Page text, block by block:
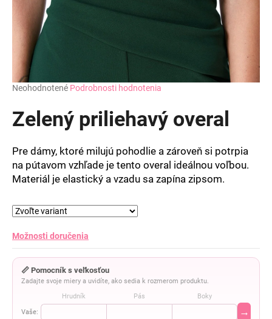
Priemerné
produktu
je
5
hviezdičiek.
Neohodnotené Podrobnosti hodnotenia
Zelený priliehavý overal
Pre dámy, ktoré milujú pohodlie a zároveň si potrpia
na pútavom vzhľade je tento overal ideálnou voľbou.
Materiál je elastický a vzadu sa zapína zipsom.
Možnosti doručenia
📏 Pomocník s veľkosťou
Zadajte svoje miery a uvidíte, ako sedia k rozmerom produktu.
Hrudník
Pás Boky
Vaše: →